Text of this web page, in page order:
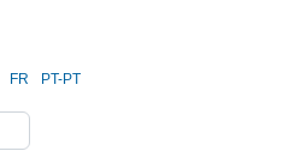
FR PT-PT